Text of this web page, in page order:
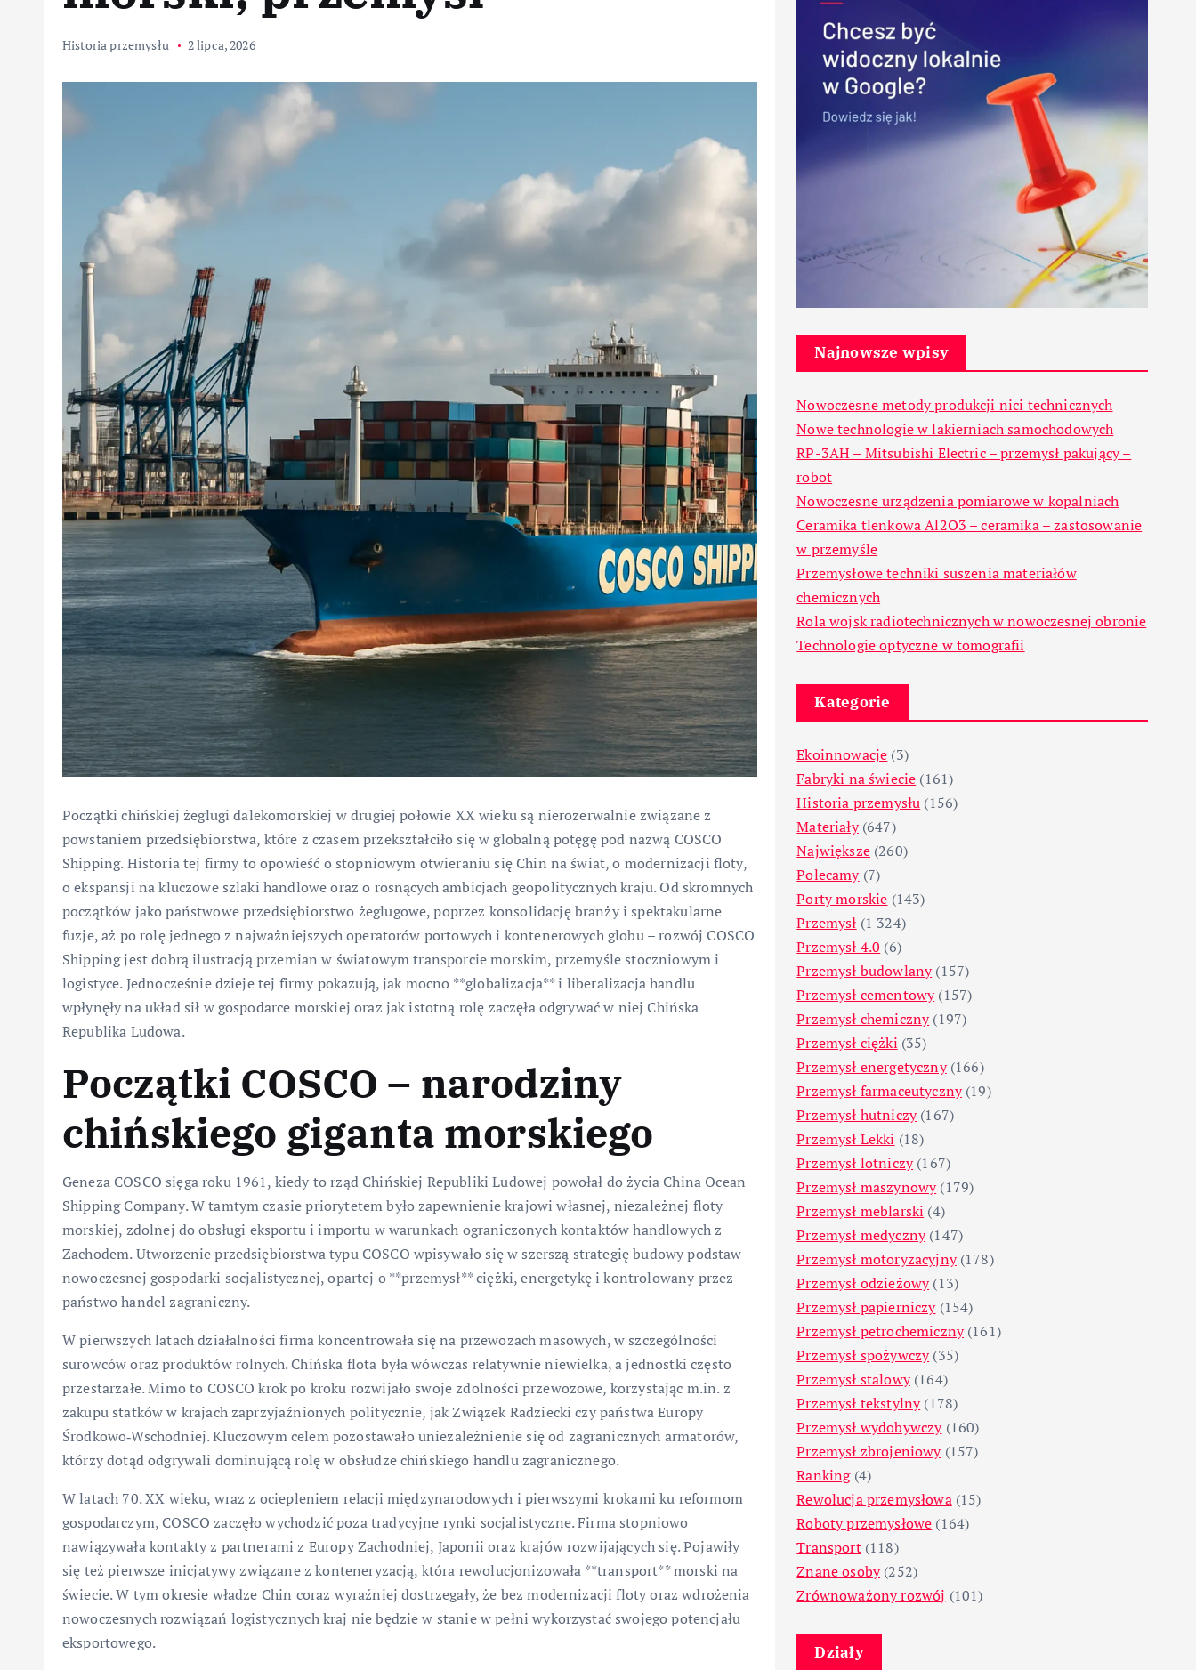
Historia przemysłu 2 lipca, 2026
Początki chińskiej żeglugi dalekomorskiej w drugiej połowie XX wieku są nierozerwalnie związane z
powstaniem przedsiębiorstwa, które z czasem przekształciło się w globalną potęgę pod nazwą COSCO
Shipping. Historia tej firmy to opowieść o stopniowym otwieraniu się Chin na świat, o modernizacji floty,
o ekspansji na kluczowe szlaki handlowe oraz o rosnących ambicjach geopolitycznych kraju. Od skromnych
początków jako państwowe przedsiębiorstwo żeglugowe, poprzez konsolidację branży i spektakularne
fuzje, aż po rolę jednego z najważniejszych operatorów portowych i kontenerowych globu – rozwój COSCO
Shipping jest dobrą ilustracją przemian w światowym transporcie morskim, przemyśle stoczniowym i
logistyce. Jednocześnie dzieje tej firmy pokazują, jak mocno **globalizacja** i liberalizacja handlu
wpłynęły na układ sił w gospodarce morskiej oraz jak istotną rolę zaczęła odgrywać w niej Chińska
Republika Ludowa.
Początki COSCO – narodziny
chińskiego giganta morskiego
Geneza COSCO sięga roku 1961, kiedy to rząd Chińskiej Republiki Ludowej powołał do życia China Ocean
Shipping Company. W tamtym czasie priorytetem było zapewnienie krajowi własnej, niezależnej floty
morskiej, zdolnej do obsługi eksportu i importu w warunkach ograniczonych kontaktów handlowych z
Zachodem. Utworzenie przedsiębiorstwa typu COSCO wpisywało się w szerszą strategię budowy podstaw
nowoczesnej gospodarki socjalistycznej, opartej o **przemysł** ciężki, energetykę i kontrolowany przez
państwo handel zagraniczny.
W pierwszych latach działalności firma koncentrowała się na przewozach masowych, w szczególności
surowców oraz produktów rolnych. Chińska flota była wówczas relatywnie niewielka, a jednostki często
przestarzałe. Mimo to COSCO krok po kroku rozwijało swoje zdolności przewozowe, korzystając m.in. z
zakupu statków w krajach zaprzyjaźnionych politycznie, jak Związek Radziecki czy państwa Europy
Środkowo‑Wschodniej. Kluczowym celem pozostawało uniezależnienie się od zagranicznych armatorów,
którzy dotąd odgrywali dominującą rolę w obsłudze chińskiego handlu zagranicznego.
W latach 70. XX wieku, wraz z ociepleniem relacji międzynarodowych i pierwszymi krokami ku reformom
gospodarczym, COSCO zaczęło wychodzić poza tradycyjne rynki socjalistyczne. Firma stopniowo
nawiązywała kontakty z partnerami z Europy Zachodniej, Japonii oraz krajów rozwijających się. Pojawiły
się też pierwsze inicjatywy związane z konteneryzacją, która rewolucjonizowała **transport** morski na
świecie. W tym okresie władze Chin coraz wyraźniej dostrzegały, że bez modernizacji floty oraz wdrożenia
nowoczesnych rozwiązań logistycznych kraj nie będzie w stanie w pełni wykorzystać swojego potencjału
eksportowego.
Najnowsze wpisy
Nowoczesne metody produkcji nici technicznych
Nowe technologie w lakierniach samochodowych
RP-3AH – Mitsubishi Electric – przemysł pakujący –
robot
Nowoczesne urządzenia pomiarowe w kopalniach
Ceramika tlenkowa Al2O3 – ceramika – zastosowanie
w przemyśle
Przemysłowe techniki suszenia materiałów
chemicznych
Rola wojsk radiotechnicznych w nowoczesnej obronie
Technologie optyczne w tomografii
Kategorie
Ekoinnowacje (3)
Fabryki na świecie (161)
Historia przemysłu (156)
Materiały(647)
Największe(260)
Polecamy(7)
Porty morskie (143)
Przemysł (1 324)
Przemysł 4.0 (6)
Przemysł budowlany(157)
Przemysł cementowy(157)
Przemysł chemiczny(197)
Przemysł ciężki (35)
Przemysł energetyczny(166)
Przemysł farmaceutyczny(19)
Przemysł hutniczy(167)
Przemysł Lekki (18)
Przemysł lotniczy(167)
Przemysł maszynowy(179)
Przemysł meblarski (4)
Przemysł medyczny(147)
Przemysł motoryzacyjny(178)
Przemysł odzieżowy(13)
Przemysł papierniczy(154)
Przemysł petrochemiczny(161)
Przemysł spożywczy(35)
Przemysł stalowy(164)
Przemysł tekstylny(178)
Przemysł wydobywczy(160)
Przemysł zbrojeniowy(157)
Ranking(4)
Rewolucja przemysłowa(15)
Roboty przemysłowe (164)
Transport(118)
Znane osoby(252)
Zrównoważony rozwój (101)
Działy